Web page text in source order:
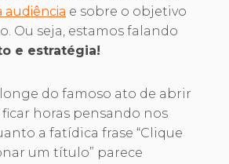
audiência e sobre o objetivo
Ou seja, estamos falando
e estratégia!
do famoso ato de abrir
horas pensando nos
a fatídica frase “Clique
um título” parece